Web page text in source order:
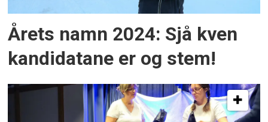
Årets namn 2024: Sjå kven
kandidatane er og stem!